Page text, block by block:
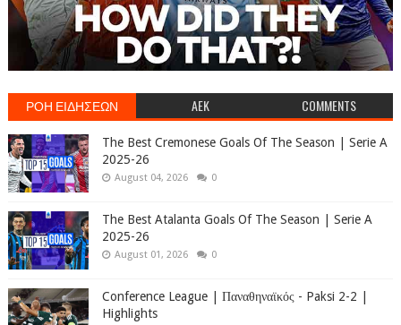
ΡΟΗ ΕΙΔΗΣΕΩΝ AEK COMMENTS
The Best Cremonese Goals Of The Season | Serie A
2025-26
August 04, 2026 0
The Best Atalanta Goals Of The Season | Serie A
2025-26
August 01, 2026 0
Conference League | Παναθηναϊκός - Paksi 2-2 |
Highlights